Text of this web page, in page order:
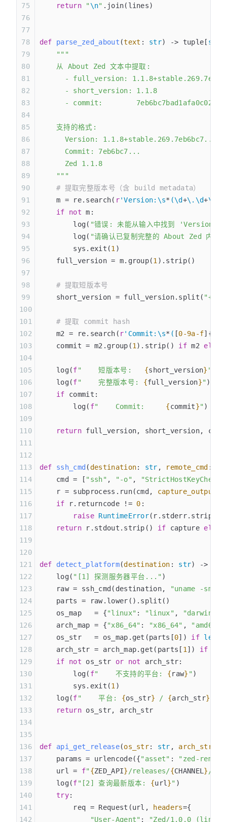
    return
"\n" .join(lines)
def parse_zed_about (text : str) -> tuple[ str
    """
    从 About Zed 文本中提取:
- full_version:
      - short_version: 1.1.8
- commit:
    支持的格式:
Version: 1.1.8+stable.269.7eb6bc7...
      Commit: 7eb6bc7...
      Zed 1.1.8
    """
    # 提取完整版本号（含 build metadata）
    m = re.search(
r'Version:\s* (\d+\. \d+\.
    if
not m:
        log(
"错误: 未能从输入中找到
        log(
"请确认已复制完整的 About Zed 内容"
        sys.exit(
1)
    full_version = m.group(
1).strip()
    # 提取短版本号
    short_version = full_version.split(
"+"
    # 提取 commit hash
    m2 = re.search(
r'Commit:\s* ( [0-9a-f] {8,}
    commit = m2.group(
1).strip() if m2 else
    log(
f"    短版本号: {short_version} "
    log(
f"    完整版本号: {full_version}" )
    if
commit:
        log(
f"    Commit: {commit}" )
    return
full_version, short_version,
def ssh_cmd (destination: str , remote_cmd :
    cmd = [
"ssh" , "-o" ,
    r = subprocess.run(cmd,
capture_output
    if
r.returncode != 0 :
        raise
RuntimeError(r.stderr.strip()
    return
r.stdout.strip() if capture else
def detect_platform(destination : str) ->
    log(
"[1] 探测服务器平台..." )
    raw = ssh_cmd(destination,
"uname -sm"
    parts = raw.lower().split()
    os_map   = {
"linux" : "linux" , "darwin"
    arch_map = {
"x86_64" : "x86_64" , "amd64"
    os_str   = os_map.get(parts[
0]) if len
    arch_str = arch_map.get(parts[
1]) if
    if
not os_str or not arch_str:
        log(
f"    不支持的平台: {raw} " )
        sys.exit(
1)
    log(
f"    平台: {os_str} / {arch_str}
    return
os_str, arch_str
def api_get_release(os_str: str , arch_str
    params = urlencode({
"asset" :
"zed-
    url =
f" {ZED_API}/releases/{CHANNEL}/
    log(
f"[2] 查询最新版本: {url}" )
    try
:
        req = Request(url,
headers={
            "User-Agent"
: "Zed/1.0.0 (linux;